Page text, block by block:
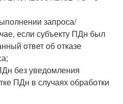
запроса/
если субъекту ПДн был
ответ об отказе
без уведомления
ПДн в случаях обработки